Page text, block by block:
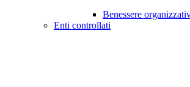
Benessere
Enti controllati